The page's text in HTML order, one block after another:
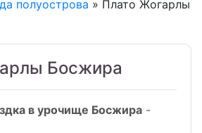
полуострова » Плато Жогарлы
Босжира
в урочище Босжира -